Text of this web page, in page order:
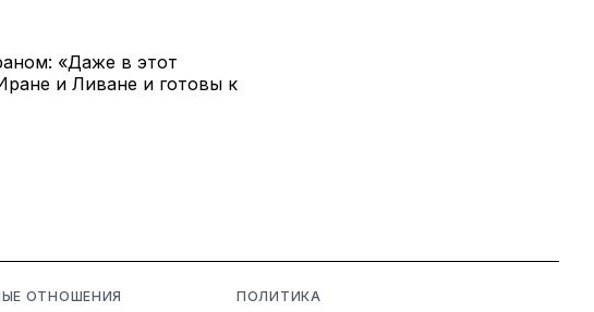
«Даже в этот
и Ливане и готовы к
ОТНОШЕНИЯ ПОЛИТИКА